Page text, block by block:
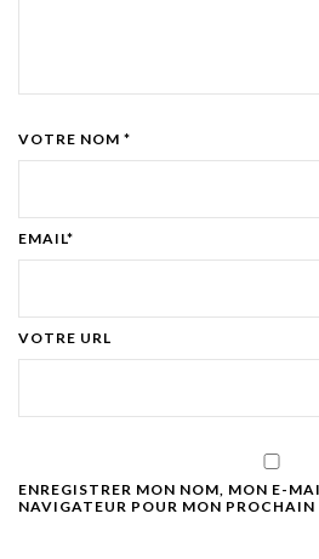
VOTRE NOM *
EMAIL*
VOTRE URL
ENREGISTRER MON NOM, MON E-
NAVIGATEUR POUR MON